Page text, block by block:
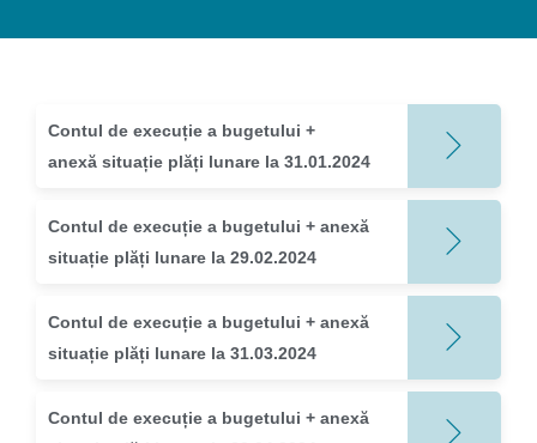
Contul de execuție a bugetului +
anexă situație plăți lunare la 31.01.2024
Contul de execuție a bugetului + anexă
situație plăți lunare la 29.02.2024
Contul de execuție a bugetului + anexă
situație plăți lunare la 31.03.2024
Contul de execuție a bugetului + anexă